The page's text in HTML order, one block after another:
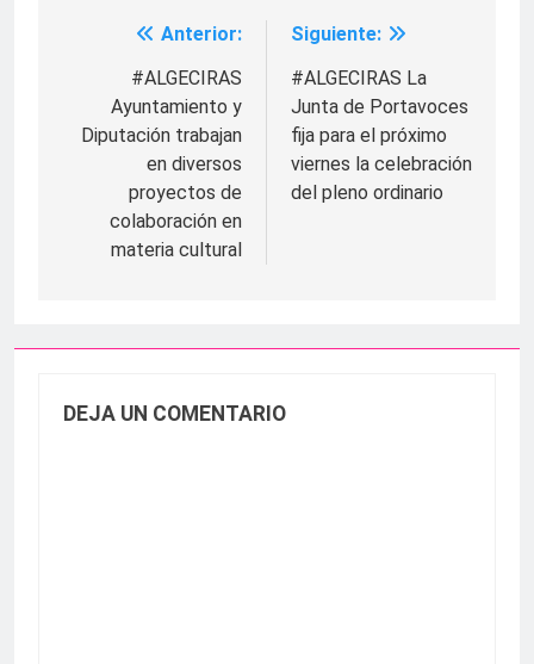
Navegación
entradas
Anterior:
#ALGECIRAS
Ayuntamiento y
Diputación trabajan
en diversos
proyectos de
colaboración en
materia cultural
Siguiente:
#ALGECIRAS La
Junta de Portavoces
fija para el próximo
viernes la celebración
del pleno ordinario
DEJA UN COMENTARIO